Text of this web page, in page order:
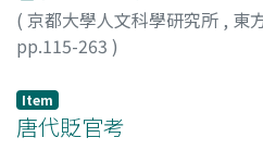
( 京都大學人文科學研究所 , 東
pp.115-263 )
Item
唐代貶官考